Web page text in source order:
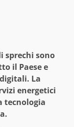
sprechi sono
il Paese e
La
energetici
tecnologia